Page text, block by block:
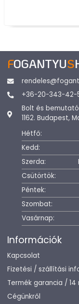
FOGANTYUS
+36-20-343-42-
Bolt és
1162. Budapest,
Hétfő:
Kedd:
Szerda:
Csütörtök:
Péntek:
Szombat:
Vasárnap:
Információk
Kapcsolat
Fizetési / szállítási
Termék garancia / 14
Cégünkről